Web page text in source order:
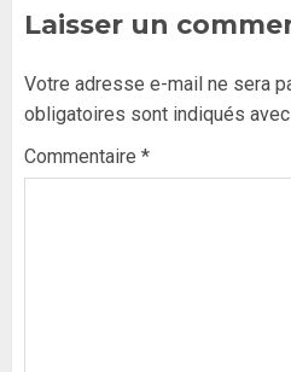
Laisser un
Votre adresse e-mail ne sera
obligatoires sont indiqués avec
Commentaire *